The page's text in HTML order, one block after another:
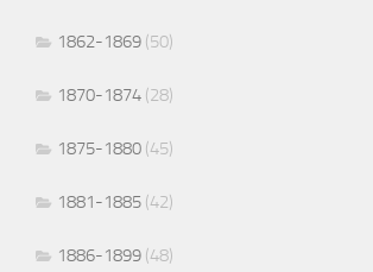
1862-1869 (50)
1870-1874 (28)
1875-1880 (45)
1881-1885 (42)
1886-1899 (48)